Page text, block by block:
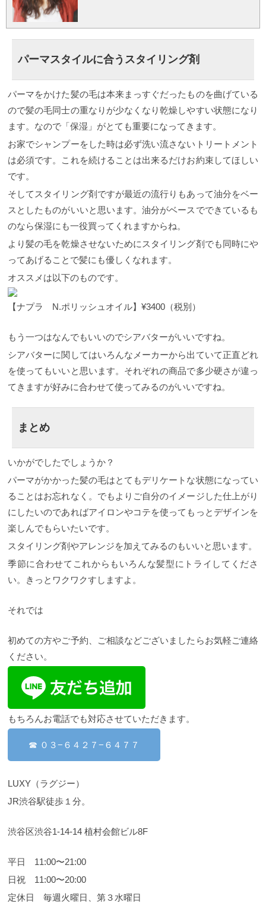
パーマスタイルに合うスタイリング剤
パーマをかけた髪の毛は本来まっすぐだったものを曲げている
ので髪の毛同士の重なりが少なくなり乾燥しやすい状態になり
ます。なので「保湿」がとても重要になってきます。
お家でシャンプーをした時は必ず洗い流さないトリートメント
は必須です。これを続けることは出来るだけお約束してほしい
です。
そしてスタイリング剤ですが最近の流行りもあって油分をベー
スとしたものがいいと思います。油分がベースでできているも
のなら保湿にも一役買ってくれますからね。
より髪の毛を乾燥させないためにスタイリング剤でも同時にや
ってあげることで髪にも優しくなれます。
オススメは以下のものです。
【ナプラ N.ポリッシュオイル】¥3400（税別）
もう一つはなんでもいいのでシアバターがいいですね。
シアバターに関してはいろんなメーカーから出ていて正直どれ
を使ってもいいと思います。それぞれの商品で多少硬さが違っ
てきますが好みに合わせて使ってみるのがいいですね。
まとめ
いかがでしたでしょうか？
パーマがかかった髪の毛はとてもデリケートな状態になってい
ることはお忘れなく。でもよりご自分のイメージした仕上がり
にしたいのであればアイロンやコテを使ってもっとデザインを
楽しんでもらいたいです。
スタイリング剤やアレンジを加えてみるのもいいと思います。
季節に合わせてこれからもいろんな髪型にトライしてくださ
い。きっとワクワクすしますよ。
それでは
初めての方やご予約、ご相談などございましたらお気軽ご連絡
ください。
もちろんお電話でも対応させていただきます。
☎ ０３−６４２７−６４７７
LUXY（ラグジー）
JR渋谷駅徒歩１分。
渋谷区渋谷1-14-14 植村会館ビル8F
平日 11:00〜21:00
日祝 11:00〜20:00
定休日 毎週火曜日、第３水曜日